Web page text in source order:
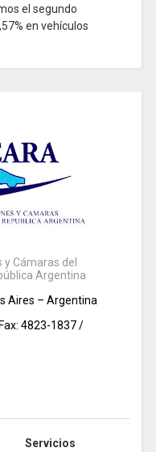
el segundo
en vehículos
y Cámaras del
Argentina
Aires – Argentina
4823-1837 /
Servicios